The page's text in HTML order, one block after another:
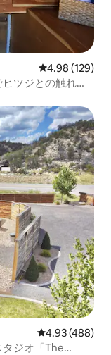
レビュー129
4.98 (129)
ツジとの触れ合
レビュー488
4.93 (488)
ジオ「The